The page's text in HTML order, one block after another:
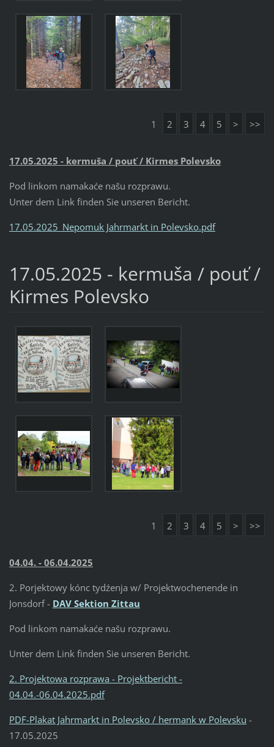
1 2 3 4 5 > >>
17.05.2025 - kermuša / pouť / Kirmes Polevsko
Pod linkom namakaće našu rozprawu.
Unter dem Link finden Sie unseren Bericht.
17.05.2025_Nepomuk Jahrmarkt in Polevsko.pdf
17.05.2025 - kermuša / pouť /
Kirmes Polevsko
1 2 3 4 5 > >>
04.04. - 06.04.2025
2. Porjektowy kónc tydźenja w/ Projektwochenende in
Jonsdorf - DAV Sektion Zittau
Pod linkom namakaće našu rozprawu.
Unter dem Link finden Sie unseren Bericht.
2. Projektowa rozprawa - Projektbericht -
04.04.-06.04.2025.pdf
PDF-Plakat Jahrmarkt in Polevsko / hermank w Polevsku -
17.05.2025